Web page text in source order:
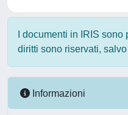
I documenti in IRIS
diritti sono riservati,
Informazioni